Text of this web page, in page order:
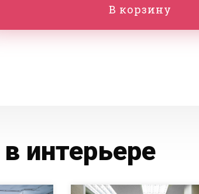
В корзину
интерьере